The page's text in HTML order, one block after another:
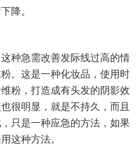
降。
种急需改善发际线过高的情
。这是一种化妆品，使用时
粉，打造成有头发的阴影效
很明显，就是不持久，而且
只是一种应急的方法，如果
这种方法。